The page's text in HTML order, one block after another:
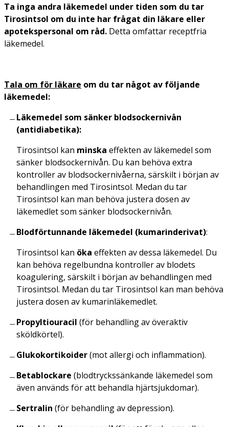
Ta inga andra läkemedel under tiden som du tar
Tirosintsol om du inte har frågat din läkare eller
apotekspersonal om råd. Detta omfattar receptfria
läkemedel.
Tala om för läkare om du tar något av följande
läkemedel:
Läkemedel som sänker blodsockernivån
(antidiabetika):
Tirosintsol kan minska effekten av läkemedel som
sänker blodsockernivån. Du kan behöva extra
kontroller av blodsockernivåerna, särskilt i början av
behandlingen med Tirosintsol. Medan du tar
Tirosintsol kan man behöva justera dosen av
läkemedlet som sänker blodsockernivån.
Blodförtunnande läkemedel (kumarinderivat):
Tirosintsol kan öka effekten av dessa läkemedel. Du
kan behöva regelbundna kontroller av blodets
koagulering, särskilt i början av behandlingen med
Tirosintsol. Medan du tar Tirosintsol kan man behöva
justera dosen av kumarinläkemedlet.
Propyltiouracil (för behandling av överaktiv
sköldkörtel).
Glukokortikoider(mot allergi och inflammation).
Betablockare (blodtryckssänkande läkemedel som
även används för att behandla hjärtsjukdomar).
Sertralin (för behandling av depression).